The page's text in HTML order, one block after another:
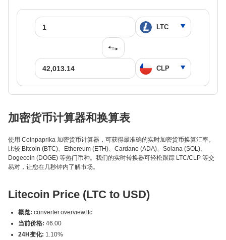
加密货币计算器和换算表
使用 Coinpaprika 加密货币计算器，可获得最准确的实时加密货币换算汇率。
比较 Bitcoin (BTC)、Ethereum (ETH)、Cardano (ADA)、Solana (SOL)、
Dogecoin (DOGE) 等热门币种。我们的实时转换器可轻松跟踪 LTC/CLP 等交
易对，让您在几秒钟内了解市场。
Litecoin Price (LTC to USD)
概览: converter.overview.ltc
当前价格: 46.00
24H变化: 1.10%